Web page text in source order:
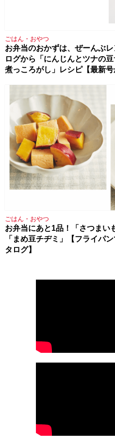
ごはん・おやつ
お弁当のおかずは、ぜーんぶ
ログから「にんじんとツナの
煮っころがし」レシピ【最新号
ごはん・おやつ
お弁当にあと1品！「さつまい
「まめ豆チヂミ」【フライパ
タログ】